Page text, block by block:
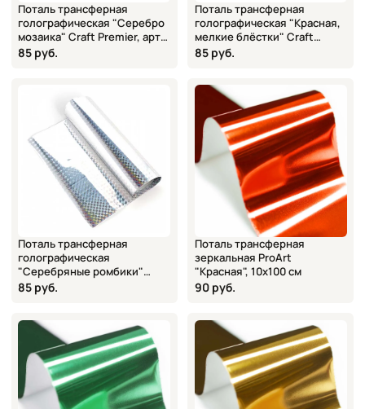
Поталь трансферная
голографическая "Серебро
мозаика" Craft Premier, арт.
TPG-126, 100х15 см
85 руб.
Поталь трансферная
голографическая "Красная,
мелкие блёстки" Craft
Premier, арт. TPG-105,
100х15 см
85 руб.
Поталь трансферная
голографическая
"Серебряные ромбики"
Craft Premier TPG-114,
100х15 см
85 руб.
Поталь трансферная
зеркальная ProArt
"Красная", 10х100 см
90 руб.